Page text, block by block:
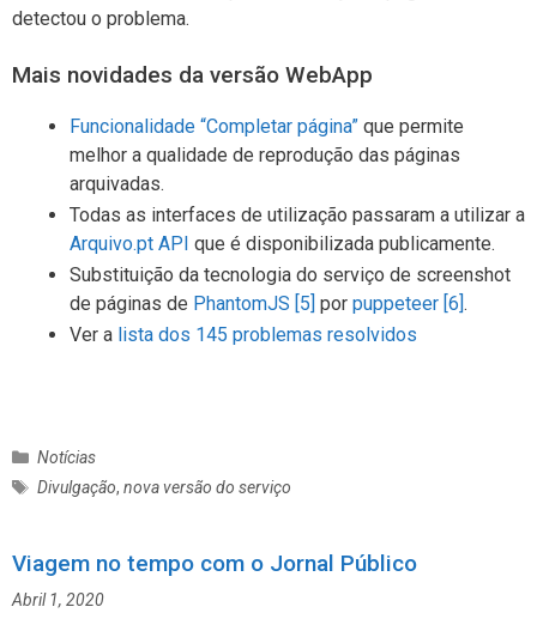
detectou o problema.
Mais novidades da versão WebApp
Funcionalidade “Completar página” que permite
melhor a qualidade de reprodução das páginas
arquivadas.
Todas as interfaces de utilização passaram a utilizar a
Arquivo.pt API que é disponibilizada publicamente.
Substituição da tecnologia do serviço de screenshot
de páginas de PhantomJS [5] por puppeteer [6] .
Ver a lista dos 145 problemas resolvidos
C
a
g
o
r
Notícias
E
q
e
Divulgação,nova versão do serviço
Viagem no tempo com o Jornal Público
Abril 1, 2020